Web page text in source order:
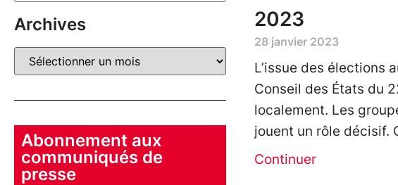
Archives
Abonnement aux
communiqués de
presse
2023
28 janvier 2023
L’issue des élections
Conseil des États du
localement. Les
jouent un rôle décisif.
Continuer